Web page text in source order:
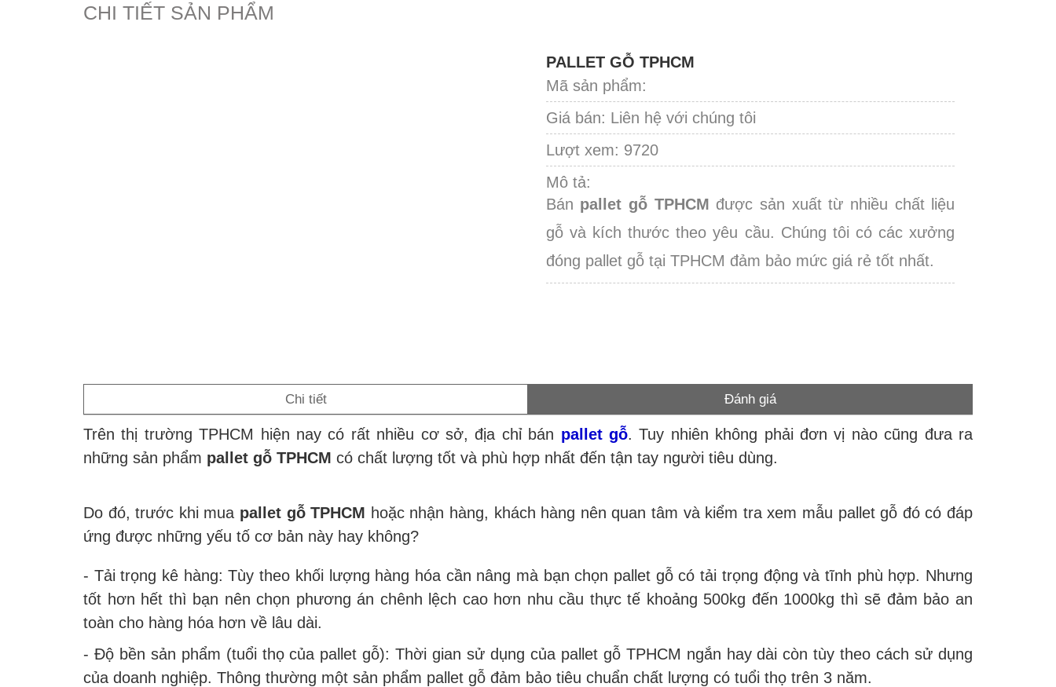
CHI TIẾT SẢN PHẨM
PALLET GỖ TPHCM
Mã sản phẩm:
Giá bán: Liên hệ với chúng tôi
Lượt xem: 9720
Mô tả:
Bán pallet gỗ TPHCM được sản xuất từ nhiều chất liệu
gỗ và kích thước theo yêu cầu. Chúng tôi có các xưởng
đóng pallet gỗ tại TPHCM đảm bảo mức giá rẻ tốt nhất.
Chi tiết Đánh giá
Trên thị trường TPHCM hiện nay có rất nhiều cơ sở, địa chỉ bán pallet gỗ. Tuy nhiên không phải đơn vị nào cũng đưa ra
những sản phẩm pallet gỗ TPHCM có chất lượng tốt và phù hợp nhất đến tận tay người tiêu dùng.
Do đó, trước khi mua pallet gỗ TPHCM hoặc nhận hàng, khách hàng nên quan tâm và kiểm tra xem mẫu pallet gỗ đó có đáp
ứng được những yếu tố cơ bản này hay không?
- Tải trọng kê hàng: Tùy theo khối lượng hàng hóa cần nâng mà bạn chọn pallet gỗ có tải trọng động và tĩnh phù hợp. Nhưng
tốt hơn hết thì bạn nên chọn phương án chênh lệch cao hơn nhu cầu thực tế khoảng 500kg đến 1000kg thì sẽ đảm bảo an
toàn cho hàng hóa hơn về lâu dài.
- Độ bền sản phẩm (tuổi thọ của pallet gỗ): Thời gian sử dụng của pallet gỗ TPHCM ngắn hay dài còn tùy theo cách sử dụng
của doanh nghiệp. Thông thường một sản phẩm pallet gỗ đảm bảo tiêu chuẩn chất lượng có tuổi thọ trên 3 năm.